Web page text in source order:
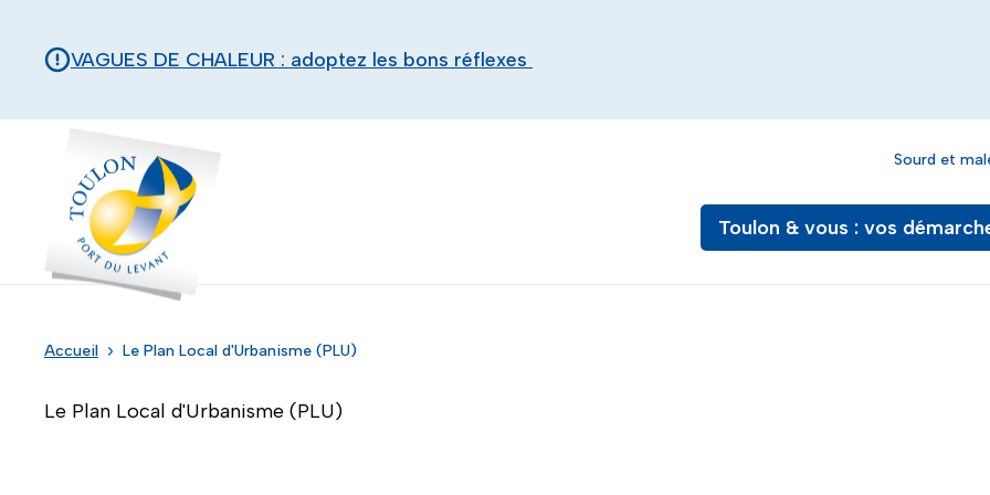
VAGUES DE CHALEUR : adoptez les bons réflexes
Sourd et
Toulon & vous : vos
Accueil Le Plan Local d'Urbanisme (PLU)
Le Plan Local d'Urbanisme (PLU)